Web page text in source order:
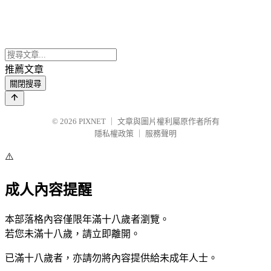
推薦文章
關閉搜尋
© 2026 PIXNET
文章與圖片權利屬原作者所有
隱私權政策
服務聲明
⚠️
成人內容提醒
本部落格內容僅限年滿十八歲者瀏覽。
若您未滿十八歲，請立即離開。
已滿十八歲者，亦請勿將內容提供給未成年人士。